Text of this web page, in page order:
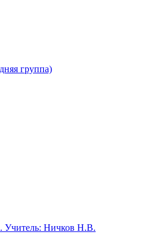
группа)
Учитель: Ничков Н.В.